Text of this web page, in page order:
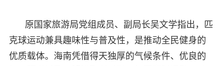
原国家旅游局党组成员、副局长吴文学指出，匹
克球运动兼具趣味性与普及性，是推动全民健身的
优质载体。海南凭借得天独厚的气候条件、优良的